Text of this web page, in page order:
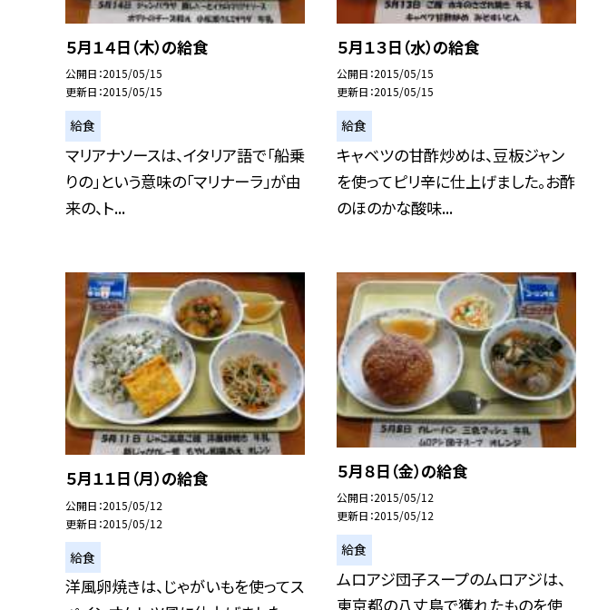
５月１４日（木）の給食
公開日 2015/05/15
更新日 2015/05/15
給食
マリアナソースは、イタリア語で「船乗
りの」という意味の「マリナーラ」が由
来の、ト...
５月１３日（水）の給食
公開日 2015/05/15
更新日 2015/05/15
給食
キャベツの甘酢炒めは、豆板ジャン
を使ってピリ辛に仕上げました。お酢
のほのかな酸味...
５月１１日（月）の給食
公開日 2015/05/12
更新日 2015/05/12
給食
洋風卵焼きは、じゃがいもを使ってス
５月８日（金）の給食
公開日 2015/05/12
更新日 2015/05/12
給食
ムロアジ団子スープのムロアジは、
東京都の八丈島で獲れたものを使